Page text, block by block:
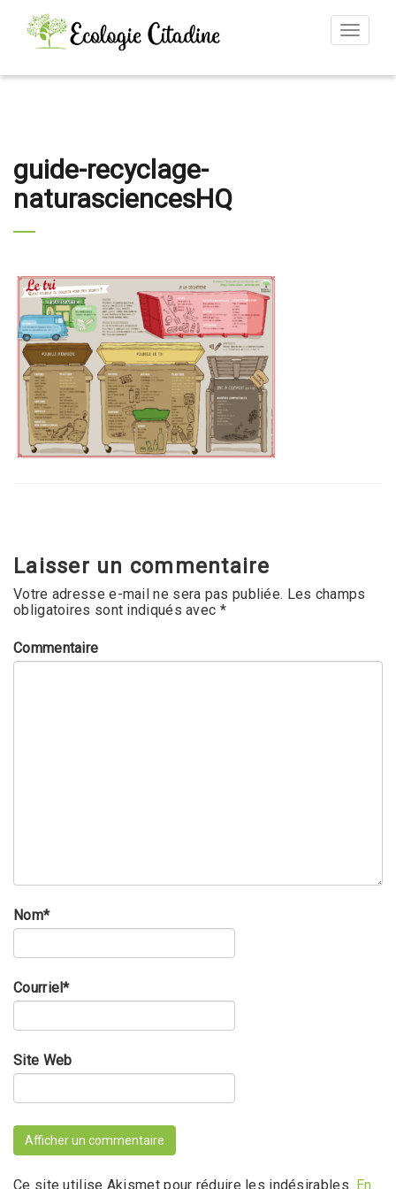
Toggle
guide-recyclage-
naturasciencesHQ
Laisser un commentaire
Votre adresse e-mail ne sera pas publiée. Les champs
obligatoires sont indiqués avec *
Commentaire
Nom*
Courriel*
Site Web
Ce site utilise Akismet pour réduire les indésirables. En